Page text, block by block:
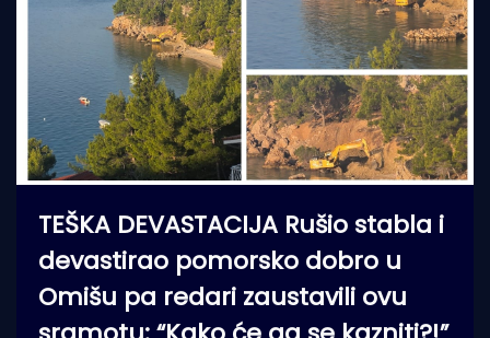
TEŠKA DEVASTACIJA Rušio stabla i
devastirao pomorsko dobro u
Omišu pa redari zaustavili ovu